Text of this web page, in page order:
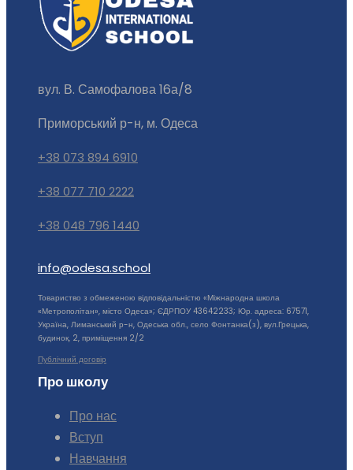
вул. В. Самофалова 16а/8
Приморський р-н, м. Одеса
+38 073 894 6910
+38 077 710 2222
+38 048 796 1440
info@odesa.school
Товариство з обмеженою відповідальністю «Міжнародна школа
«Метрополітан», місто Одеса»; ЄДРПОУ 43642233; Юр. адреса: 67571,
Україна, Лиманський р-н, Одеська обл., село Фонтанка(з), вул.Грецька,
будинок, 2, приміщення 2/2
Публічний договір
Про школу
Про нас
Вступ
Навчання